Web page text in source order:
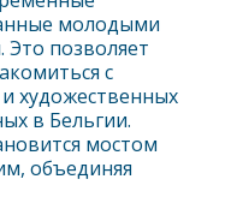
молодыми
позволяет
с
художественных
в Бельгии.
мостом
объединяя